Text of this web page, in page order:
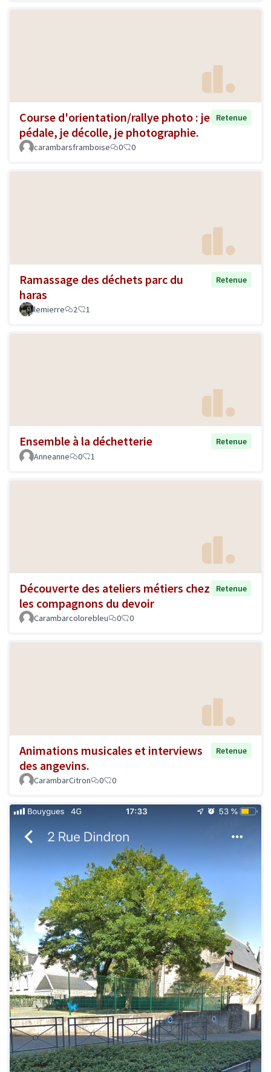
Course d'orientation/rallye photo : je
pédale, je décolle, je photographie.
Retenue
carambarsframboise 0 0
Ramassage des déchets parc du
haras
Retenue
lemierre 2 1
Ensemble à la déchetterie
Retenue
Anneanne
0 1
Découverte des ateliers métiers chez
les compagnons du devoir
Retenue
Carambarcolorebleu 0 0
Animations musicales et interviews
des angevins.
Retenue
CarambarCitron 0 0